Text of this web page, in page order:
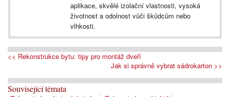
aplikace, skvělé izolační vlastnosti, vysoká
životnost a odolnost vůči škůdcům nebo
vlhkosti.
<< Rekonstrukce bytu: tipy pro montáž dveří
Jak si správně vybrat sádrokarton >>
Související témata